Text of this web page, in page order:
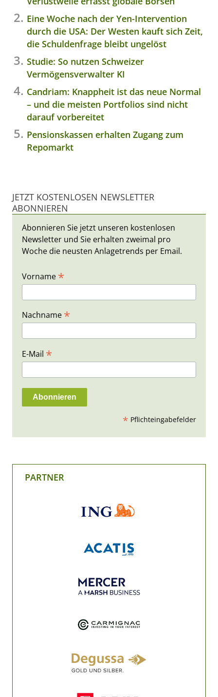
Eine Woche nach der Yen-Intervention
durch die USA: Der Westen kauft sich Zeit,
die Schuldenfrage bleibt ungelöst
Studie: So nutzen Schweizer
Vermögensverwalter KI
Candriam: Knappheit ist das neue Normal
– und die meisten Portfolios sind nicht
darauf vorbereitet
Pensionskassen erhalten Zugang zum
Repomarkt
JETZT KOSTENLOSEN NEWSLETTER
ABONNIEREN
Abonnieren Sie jetzt unseren kostenlosen
Newsletter und Sie erhalten zweimal pro
Woche die neusten Anlagetrends per Email.
Vorname *
Nachname *
E-Mail *
* Pflichteingabefelder
PARTNER